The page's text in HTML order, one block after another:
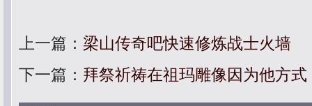
上一篇： 梁山传奇吧快速修炼战士火墙
下一篇： 拜祭祈祷在祖玛雕像因为他方式